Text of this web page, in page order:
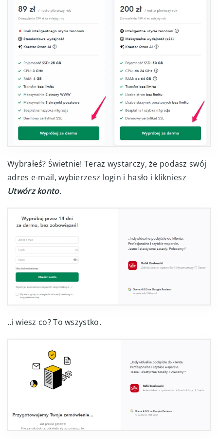
Wybrałeś? Świetnie! Teraz wystarczy, że podasz swój
adres e-mail, wybierzesz login i hasło i klikniesz
Utwórz konto.
..i wiesz co? To wszystko.